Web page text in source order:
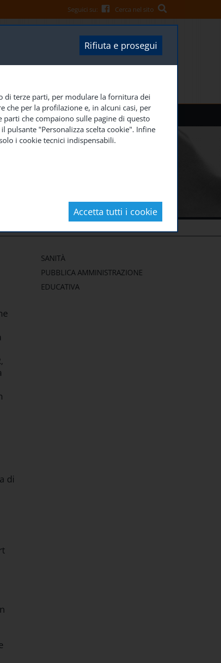
ACCEDI SOCIETÀ TRASPARENTE
Seguici su: Cerca nel sito
di
SANITÀ
PUBBLICA AMMINISTRAZIONE
EDUCATIVA
Rifiuta e prosegui
di terze parti, per modulare la fornitura dei
che per la profilazione e, in alcuni casi, per
che compaiono sulle pagine di questo
"Personalizza scelta cookie". Infine
i cookie tecnici indispensabili.
Accetta tutti i cookie